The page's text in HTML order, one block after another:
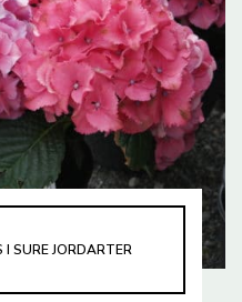
SURE JORDARTER